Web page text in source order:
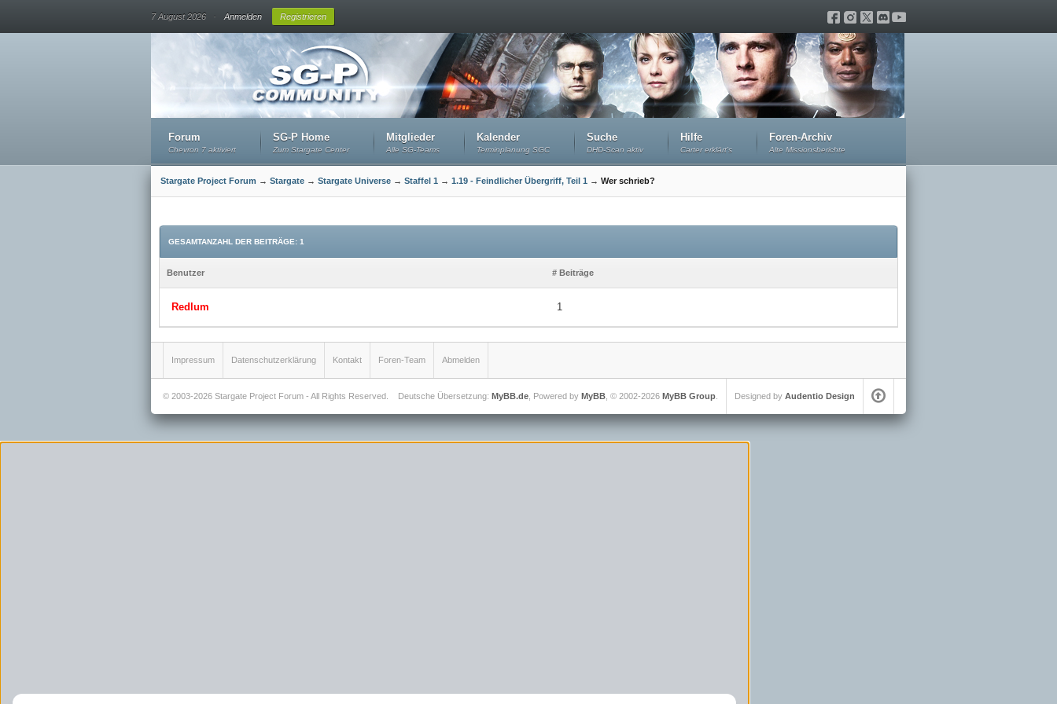
7 August 2026 . Anmelden Registrieren
Forum
Chevron 7 aktiviert
SG-P Home
Zum Stargate Center
Mitglieder
Alle SG-Teams
Kalender
Terminplanung SGC
Suche
DHD-Scan aktiv
Hilfe
Carter erklärt's
Foren-Archiv
Alte Missionsberichte
Stargate Project Forum → Stargate → Stargate Universe → Staffel 1 → 1.19 - Feindlicher Übergriff, Teil 1 → Wer schrieb?
GESAMTANZAHL DER BEITRÄGE: 1
Benutzer # Beiträge
Redlum 1
Impressum Datenschutzerklärung Kontakt Foren-Team Abmelden
© 2003-2026 Stargate Project Forum - All Rights Reserved. Designed by Audentio Design
Deutsche Übersetzung: MyBB.de , Powered by MyBB , © 2002-2026 MyBB Group